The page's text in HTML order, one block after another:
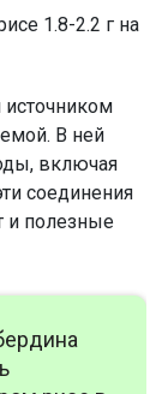
1.8-2.2 г на
источником
В ней
включая
соединения
и полезные